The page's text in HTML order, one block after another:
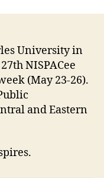
University in
NISPACee
(May 23-26).
and Eastern